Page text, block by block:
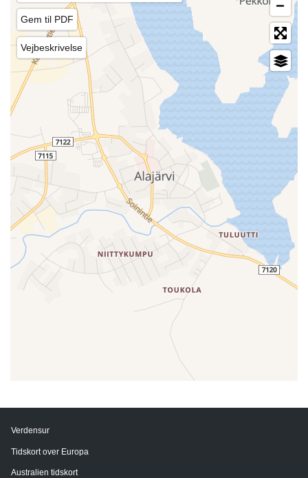
Gem til PDF
Vejbeskrivelse
Verdensur
Tidskort over Europa
Australien tidskort